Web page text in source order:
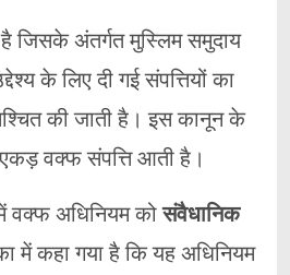
जिसके अंतर्गत मुस्लिम समुदाय
उद्देश्य के लिए दी गई संपत्तियों का
की जाती है। इस कानून के
वक्फ संपत्ति आती है।
में वक्फ अधिनियम कोसंवैधानिक
में कहा गया है कि यह अधिनियम